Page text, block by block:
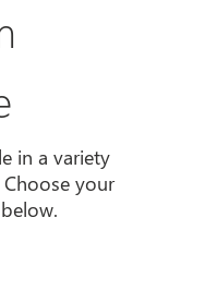
in a variety
your